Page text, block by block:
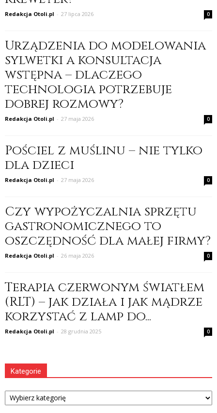
Redakcja Otoli.pl - 27 lipca 2026 0
Urządzenia do modelowania
sylwetki a konsultacja
wstępna – dlaczego
technologia potrzebuje
dobrej rozmowy?
Redakcja Otoli.pl - 27 maja 2026 0
Pościel z muślinu – nie tylko
dla dzieci
Redakcja Otoli.pl - 27 maja 2026 0
Czy wypożyczalnia sprzętu
gastronomicznego to
oszczędność dla małej firmy?
Redakcja Otoli.pl - 26 maja 2026 0
Terapia czerwonym światłem
(RLT) – jak działa i jak mądrze
korzystać z lamp do...
Redakcja Otoli.pl - 28 grudnia 2025 0
Kategorie
Kategorie